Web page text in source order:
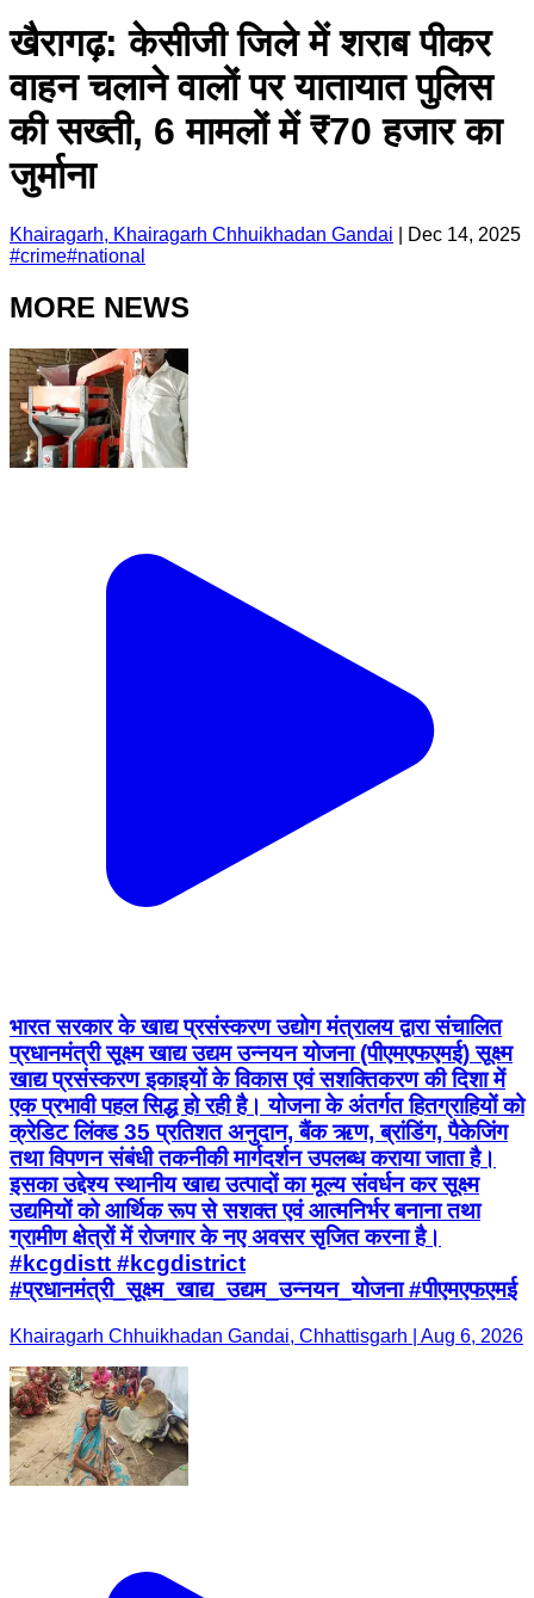
खैरागढ़: केसीजी जिले में शराब पीकर
वाहन चलाने वालों पर यातायात पुलिस
की सख्ती, 6 मामलों में ₹70 हजार का
जुर्माना
Khairagarh, Khairagarh Chhuikhadan Gandai
Dec 14, 2025
#crime#national
MORE NEWS
भारत सरकार के खाद्य प्रसंस्करण उद्योग मंत्रालय द्वारा संचालित
प्रधानमंत्री सूक्ष्म खाद्य उद्यम उन्नयन योजना (पीएमएफएमई) सूक्ष्म
खाद्य प्रसंस्करण इकाइयों के विकास एवं सशक्तिकरण की दिशा में
एक प्रभावी पहल सिद्ध हो रही है। योजना के अंतर्गत हितग्राहियों को
क्रेडिट लिंक्ड 35 प्रतिशत अनुदान, बैंक ऋण, ब्रांडिंग, पैकेजिंग
तथा विपणन संबंधी तकनीकी मार्गदर्शन उपलब्ध कराया जाता है।
इसका उद्देश्य स्थानीय खाद्य उत्पादों का मूल्य संवर्धन कर सूक्ष्म
उद्यमियों को आर्थिक रूप से सशक्त एवं आत्मनिर्भर बनाना तथा
ग्रामीण क्षेत्रों में रोजगार के नए अवसर सृजित करना है।
#kcgdistt #kcgdistrict
#प्रधानमंत्री_सूक्ष्म_खाद्य_उद्यम_उन्नयन_योजना #पीएमएफएमई
Khairagarh Chhuikhadan Gandai, Chhattisgarh | Aug 6, 2026